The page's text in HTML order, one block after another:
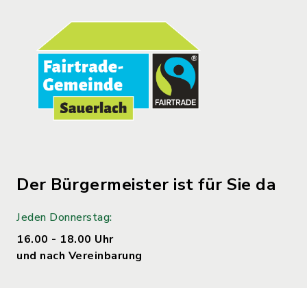
Der Bürgermeister ist für Sie da
Jeden Donnerstag:
16.00 - 18.00 Uhr
und nach Vereinbarung